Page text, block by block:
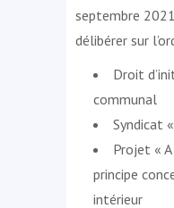
septembre
délibérer sur
Droit
communal
Syndicat
Projet «
principe
intérieur